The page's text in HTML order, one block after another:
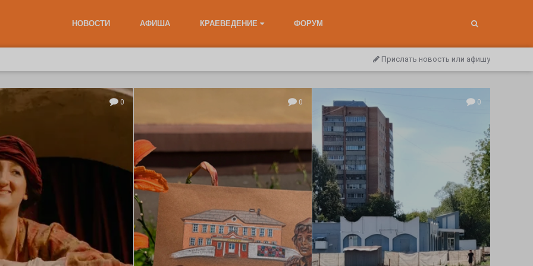
НОВОСТИ АФИША КРАЕВЕДЕНИЕ ФОРУМ
Прислать новость или афишу
0 0 0